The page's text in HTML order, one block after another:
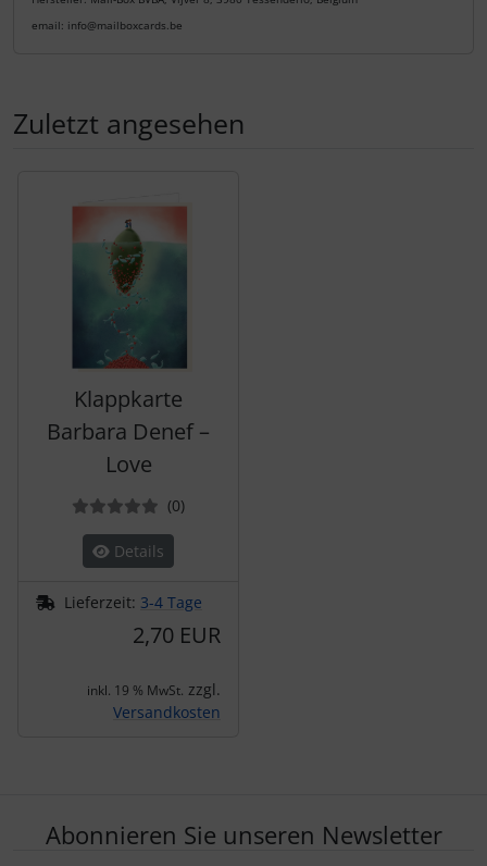
email: info@mailboxcards.be
Zuletzt angesehen
Klappkarte
Barbara Denef –
Love
(0Bewertungen
)
Details
Lieferzeit: 3-4 Tage
2,70 EUR
inkl. 19 % MwSt. zzgl.
Versandkosten
Abonnieren Sie unseren Newsletter